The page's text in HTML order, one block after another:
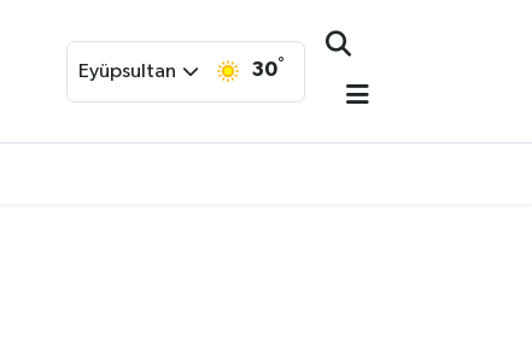
Eyüpsultan 30°